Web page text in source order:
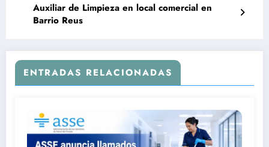
Auxiliar de Limpieza en local comercial en
Barrio Reus
ENTRADAS RELACIONADAS